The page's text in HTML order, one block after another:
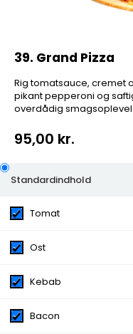
39. Grand
Rig tomatsauce,
bund. En overdådig
Kategorier:
Ingredienser:
Skinke
39. Grand Pizza
Rig tomatsauce, cremet
pikant pepperoni og
overdådig
95,00 kr.
Standardindhold
Tomat
Ost
Kebab
Bacon